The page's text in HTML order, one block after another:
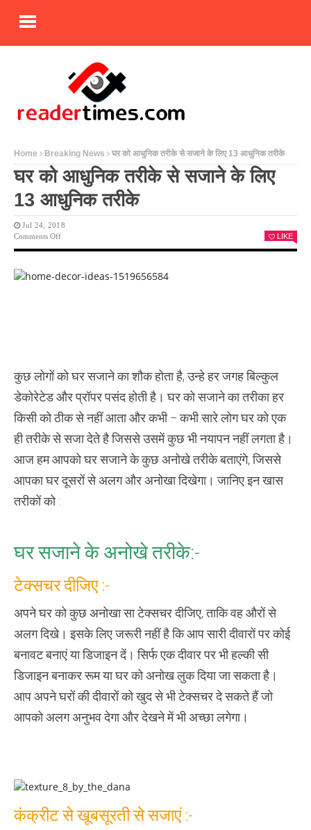
Home Breaking News घर को आधुनिक तरीके से सजाने के लिए 13 आधुनिक तरीके
घर को आधुनिक तरीके से सजाने के लिए
13 आधुनिक तरीके
Jul 24, 2018
Comments OffOn
तरीके
LIKE
कुछ लोगों को घर सजाने का शौक होता है, उन्‍हे हर जगह बिल्‍कुल
डेकोरेटेड और प्रॉपर पसंद होती है। घर को सजाने का तरीका हर
किसी को ठीक से नहीं आता और कभी – कभी सारे लोग घर को एक
ही तरीके से सजा देते है जिससे उसमें कुछ भी नयापन नहीं लगता है।
आज हम आपको घर सजाने के कुछ अनोखे तरीके बताएंगे, जिससे
आपका घर दूसरों से अलग और अनोखा दिखेगा। जानिए इन खास
तरीकों को :
घर सजाने के अनोखे तरीके:-
टेक्‍सचर दीजिए :-
अपने घर को कुछ अनोखा सा टेक्‍सचर दीजिए, ताकि वह औरों से
अलग दिखे। इसके लिए जरूरी नहीं है कि आप सारी दीवारों पर कोई
बनावट बनाएं या डिजाइन दें। सिर्फ एक दीवार पर भी हल्‍की सी
डिजाइन बनाकर रूम या घर को अनोख लुक दिया जा सकता है।
आप अपने घरों की दीवारों को खुद से भी टेक्‍सचर दे सकते हैं जो
आपको अलग अनुभव देगा और देखने में भी अच्‍छा लगेगा।
कंक्रीट से खूबसूरती से सजाएं :-